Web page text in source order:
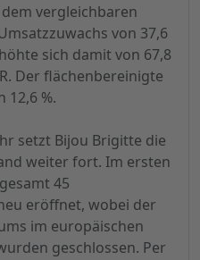
vergleichbaren
von 37,6
sich damit von 67,8
Der flächenbereinigte
12,6 %.
setzt Bijou Brigitte die
weiter fort. Im ersten
45
eröffnet, wobei der
im europäischen
geschlossen. Per